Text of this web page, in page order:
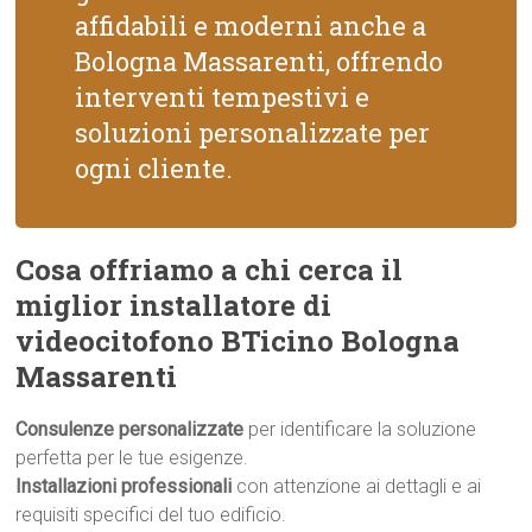
affidabili e moderni anche a
Bologna Massarenti, offrendo
interventi tempestivi e
soluzioni personalizzate per
ogni cliente.
Cosa offriamo a chi cerca il
miglior installatore di
videocitofono BTicino Bologna
Massarenti
Consulenze personalizzate per identificare la soluzione
perfetta per le tue esigenze.
Installazioni professionali con attenzione ai dettagli e ai
requisiti specifici del tuo edificio.